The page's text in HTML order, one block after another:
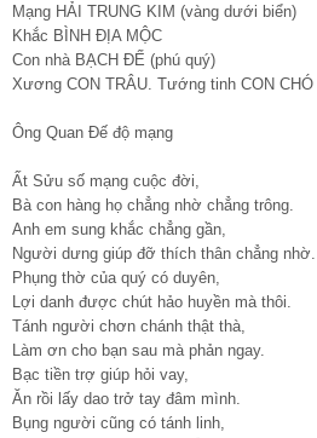
Mạng HẢI TRUNG KIM (vàng dưới biển)
Khắc BÌNH ĐỊA MỘC
Con nhà BẠCH ĐẾ (phú quý)
Xương CON TRÂU. Tướng tinh CON CHÓ
Ông Quan Đế độ mạng
Ất Sửu số mạng cuộc đời,
Bà con hàng họ chẳng nhờ chẳng trông.
Anh em sung khắc chẳng gần,
Người dưng giúp đỡ thích thân chẳng nhờ.
Phụng thờ của quý có duyên,
Lợi danh được chút hảo huyền mà thôi.
Tánh người chơn chánh thật thà,
Làm ơn cho bạn sau mà phản ngay.
Bạc tiền trợ giúp hỏi vay,
Ăn rồi lấy dao trở tay đâm mình.
Bụng người cũng có tánh linh,